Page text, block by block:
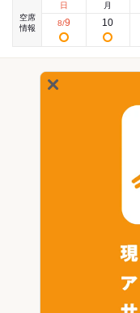
空席
情報
日
8/9
月
10